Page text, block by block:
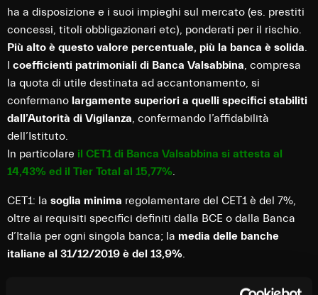
ha a disposizione e i suoi impieghi sul mercato (es. prestiti
concessi, titoli obbligazionari etc), ponderati per il rischio.
Più alto è questo valore percentuale, più la banca è solida
I coefficienti patrimoniali di Banca Valsabbina , compresa
la quota di utile destinata ad accantonamento, si
confermano largamente superiori a quelli specifici stabiliti
dall’Autorità di Vigilanza , confermando l’affidabilità
dell’Istituto.
In particolare il CET1 di Banca Valsabbina si attesta al
14,43% ed il Tier Total al 15,77%
CET1: la soglia minima regolamentare del CET1 è del 7%,
oltre ai requisiti specifici definiti dalla BCE o dalla Banca
d’Italia per ogni singola banca; la media delle banche
italiane al 31/12/2019 è del 13,9%